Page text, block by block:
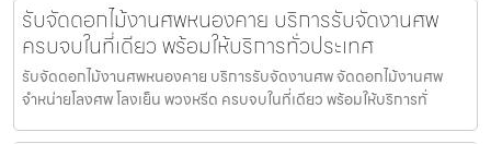
รับจัดดอกไม้งานศพหนองคาย บริการรับจัดงานศพ
ครบจบในที่เดียว พร้อมให้บริการทั่วประเทศ
รับจัดดอกไม้งานศพหนองคาย บริการรับจัดงานศพ จัดดอกไม้งานศพ
จำหน่ายโลงศพ โลงเย็น พวงหรีด ครบจบในที่เดียว พร้อมให้บริการทั่